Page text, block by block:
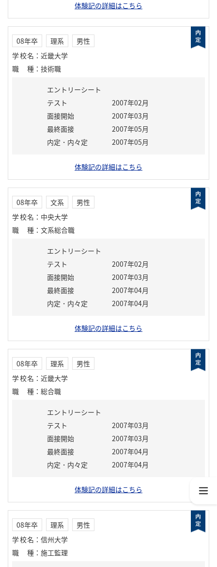
体験記の詳細はこちら
08年卒 理系
男性
学校名 ： 近畿大学
職種 ： 技術職
エントリーシート
テスト
2007年02月
面接開始
2007年03月
最終面接
2007年05月
内定・内々定
2007年05月
体験記の詳細はこちら
08年卒 文系
男性
学校名 ： 中央大学
職種 ： 文系総合職
エントリーシート
テスト
2007年02月
面接開始
2007年03月
最終面接
2007年04月
内定・内々定
2007年04月
体験記の詳細はこちら
08年卒 理系
男性
学校名 ： 近畿大学
職種 ： 総合職
エントリーシート
テスト
2007年03月
面接開始
2007年03月
最終面接
2007年04月
内定・内々定
2007年04月
体験記の詳細はこちら
08年卒 理系
男性
学校名 ： 信州大学
職種 ： 施工監理